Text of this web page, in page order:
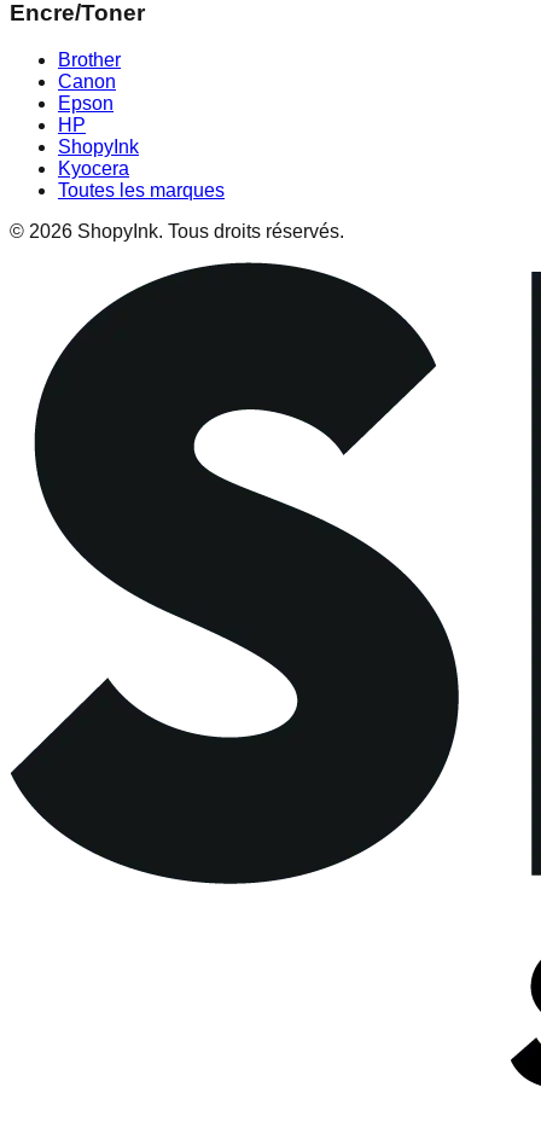
Encre/Toner
Brother
Canon
Epson
HP
ShopyInk
Kyocera
Toutes les marques
© 2026 ShopyInk. Tous droits réservés.